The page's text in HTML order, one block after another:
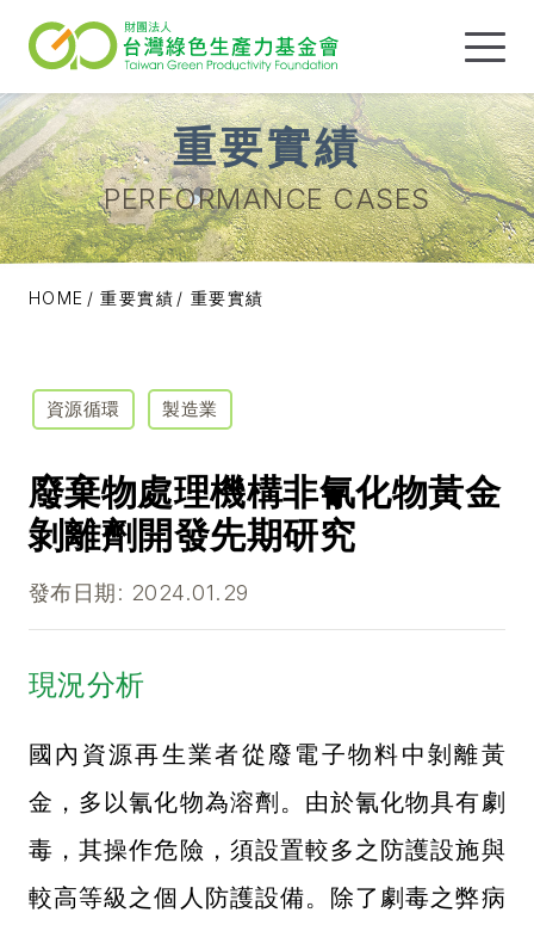
重要實績
PERFORMANCE CASES
HOME 重要實績 重要實績
資源循環 製造業
廢棄物處理機構非氰化物黃金
剝離劑開發先期研究
發布日期: 2024.01.29
現況分析
國內資源再生業者從廢電子物料中剝離黃
金，多以氰化物為溶劑。由於氰化物具有劇
毒，其操作危險，須設置較多之防護設施與
較高等級之個人防護設備。除了劇毒之弊病